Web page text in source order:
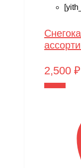
2,500 ₽